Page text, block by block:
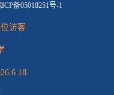
备05018251号-1
位访客
.6.18